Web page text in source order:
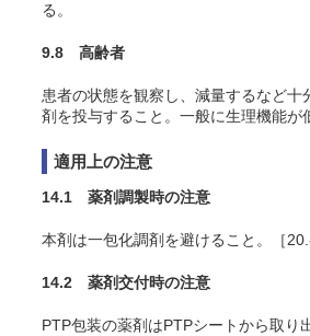
る 。
9.8 高齢者
患者の状態を観察し、減量するなど十
剤を投与すること。一般に生理機能が
適用上の注意
14.1 薬剤調製時の注意
本剤は一包化調剤を避けること。［20.
14.2 薬剤交付時の注意
PTP包装の薬剤はPTPシートから取り